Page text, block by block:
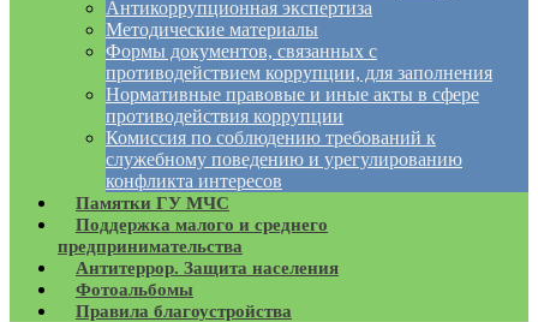
Антикоррупционная экспертиза
Методические материалы
Формы документов, связанных с
противодействием коррупции, для заполнения
Нормативные правовые и иные акты в сфере
противодействия коррупции
Комиссия по соблюдению требований к
служебному поведению и урегулированию
конфликта интересов
Памятки ГУ МЧС
Поддержка малого и среднего
предпринимательства
Антитеррор. Защита населения
Фотоальбомы
Правила благоустройства